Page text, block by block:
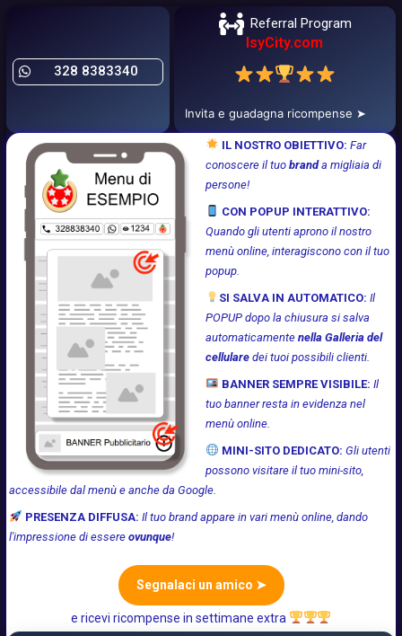
328 8383340
Referral Program
IsyCity.com
Invita e guadagna ricompense ➤
IL NOSTRO OBIETTIVO: Far
conoscere il tuo branda migliaia di
persone!
CON POPUP INTERATTIVO:
Quando gli utenti aprono il nostro
menù online, interagiscono con il tuo
popup.
SI SALVA IN AUTOMATICO: Il
POPUP dopo la chiusura si salva
automaticamente nella Galleria del
cellulare dei tuoi possibili clienti.
BANNER SEMPRE VISIBILE: Il
tuo banner resta in evidenza nel
menù online.
MINI-SITO DEDICATO: Gli utenti
possono visitare il tuo mini-sito,
accessibile dal menù e anche da Google.
PRESENZA DIFFUSA: Il tuo brand appare in vari menù online, dando
l'impressione di essere ovunque!
Segnalaci un amico ➤
e ricevi ricompense in settimane extra